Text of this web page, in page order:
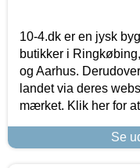
10-4.dk er en jysk
butikker i
og Aarhus.
landet via deres
mærket. Klik her for
Se